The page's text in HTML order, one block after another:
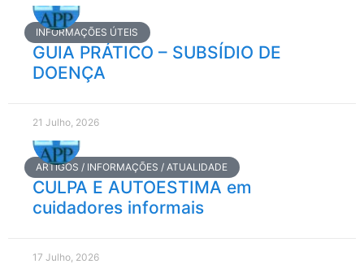
INFORMAÇÕES ÚTEIS
GUIA PRÁTICO – SUBSÍDIO DE
DOENÇA
21 Julho, 2026
ARTIGOS / INFORMAÇÕES / ATUALIDADE
CULPA E AUTOESTIMA em
cuidadores informais
17 Julho, 2026